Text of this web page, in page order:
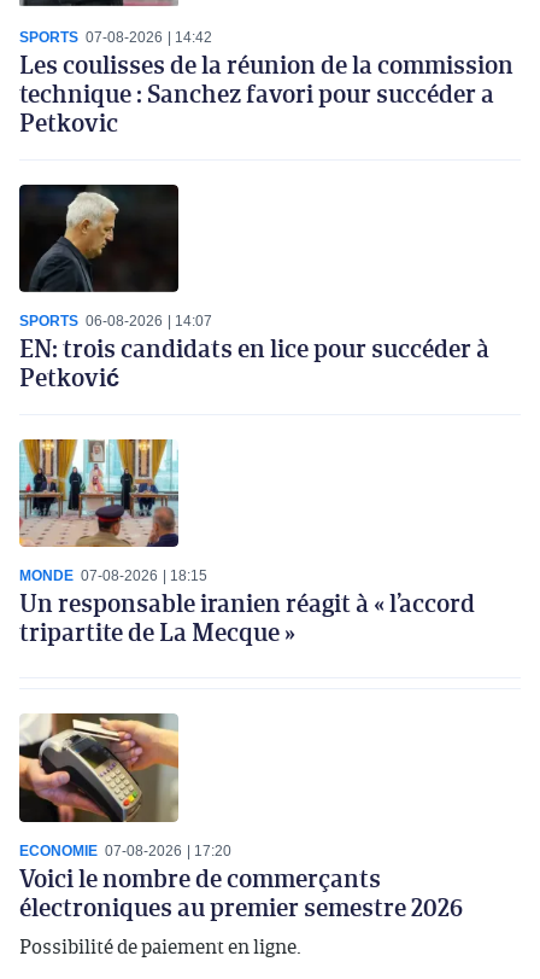
SPORTS 07-08-2026 14:42
Les coulisses de la réunion de la commission
technique : Sanchez favori pour succéder a
Petkovic
SPORTS 06-08-2026 14:07
EN: trois candidats en lice pour succéder à
Petković
MONDE 07-08-2026 18:15
Un responsable iranien réagit à « l’accord
tripartite de La Mecque »
ECONOMIE 07-08-2026 17:20
Voici le nombre de commerçants
électroniques au premier semestre 2026
Possibilité de paiement en ligne.